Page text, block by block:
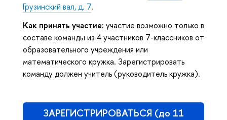
Грузинский вал, д. 7.
Как принять участие: участие возможно только в
составе команды из 4 участников 7-классников от
образовательного учреждения или
математического кружка. Зарегистрировать
команду должен учитель (руководитель кружка).
ЗАРЕГИСТРИРОВАТЬСЯ (до 11